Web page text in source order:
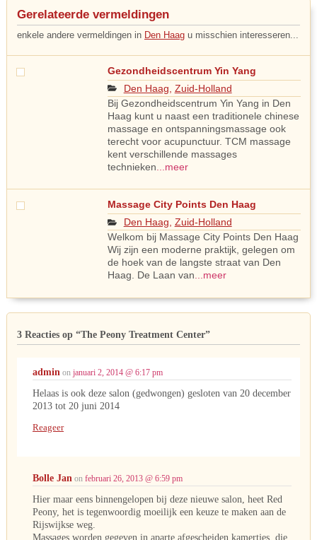
Gerelateerde vermeldingen
enkele andere vermeldingen in Den Haag u misschien interesseren...
Gezondheidscentrum Yin Yang
Den Haag Zuid-Holland
Bij Gezondheidscentrum Yin Yang in Den
Haag kunt u naast een traditionele chinese
massage en ontspanningsmassage ook
terecht voor acupunctuur. TCM massage
kent verschillende massages
technieken ...meer
Massage City Points Den Haag
Den Haag Zuid-Holland
Welkom bij Massage City Points Den Haag
Wij zijn een moderne praktijk, gelegen om
de hoek van de langste straat van Den
Haag. De Laan van ...meer
3 Reacties op “The Peony Treatment Center”
admin on januari 2, 2014 @ 6:17 pm
Helaas is ook deze salon (gedwongen) gesloten van 20 december
2013 tot 20 juni 2014
Reageer
Bolle Jan on februari 26, 2013 @ 6:59 pm
Hier maar eens binnengelopen bij deze nieuwe salon, heet Red
Peony, het is tegenwoordig moeilijk een keuze te maken aan de
Rijswijkse weg.
Massages worden gegeven in aparte afgescheiden kamertjes, die